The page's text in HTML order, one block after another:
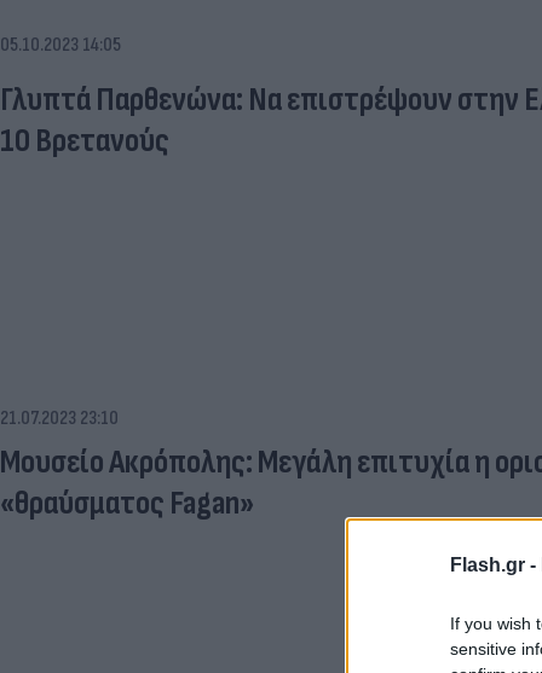
Flash.gr -
If you wish
sensitive
05.10.2023 14:05
Γλυπτά Παρθενώνα: Να επιστρέψουν στην
10 Βρετανούς
21.07.2023 23:10
Μουσείο Ακρόπολης: Μεγάλη επιτυχία η
«θραύσματος Fagan»